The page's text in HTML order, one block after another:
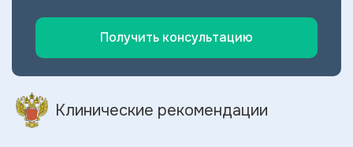
Получить консультацию
Клинические рекомендации